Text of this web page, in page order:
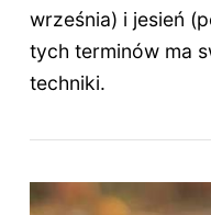
września) i jesień
tych terminów ma
techniki.